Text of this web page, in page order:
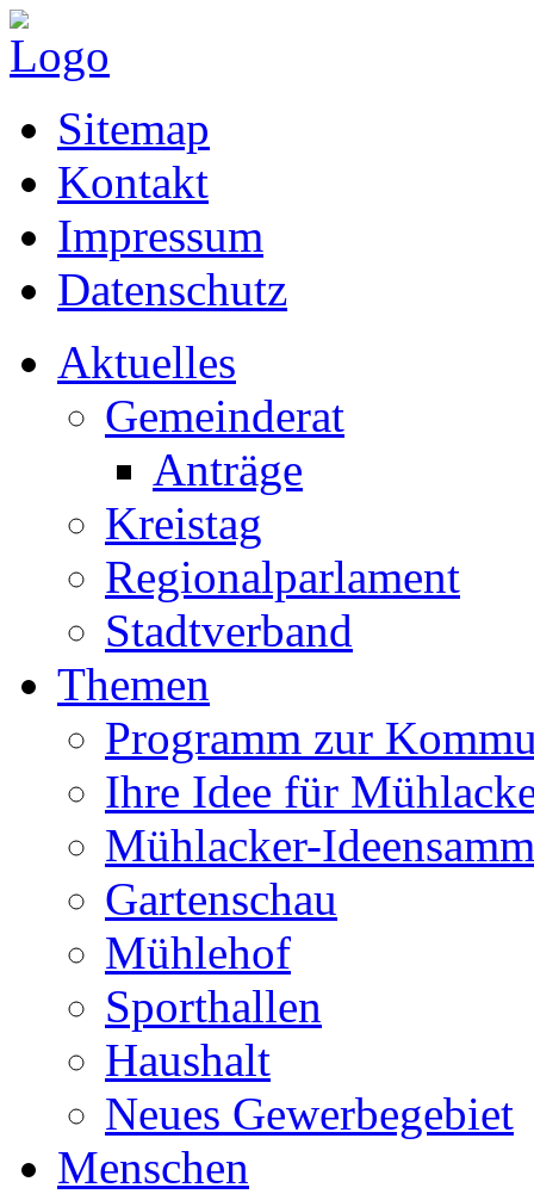
Sitemap
Kontakt
Impressum
Datenschutz
Aktuelles
Gemeinderat
Anträge
Kreistag
Regionalparlament
Stadtverband
Themen
Programm zur
Ihre Idee für
Mühlacker-
Gartenschau
Mühlehof
Sporthallen
Haushalt
Neues Gewerbegebiet
Menschen